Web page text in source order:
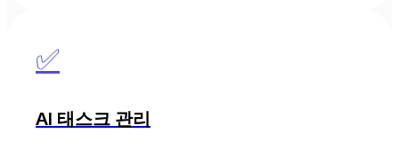
✅
AI 태스크 관리